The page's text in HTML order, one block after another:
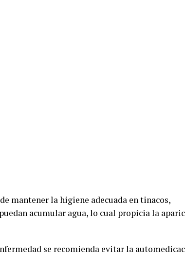
mantener la higiene adecuada en tinacos,
acumular agua, lo cual propicia la
se recomienda evitar la